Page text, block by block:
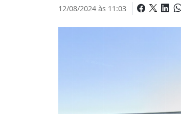
12/08/2024 às 11:03